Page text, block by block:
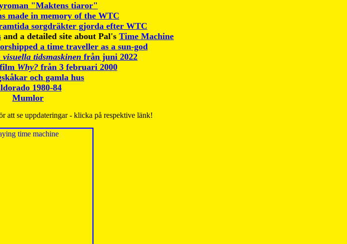
"Maktens tiaror"
made in memory of the WTC
sorgdräkter gjorda efter WTC
and a detailed site about Pal's Time Machine
a time traveller as a sun-god
visuella tidsmaskinen från juni 2022
Why?från 3 februari 2000
och gamla hus
1980-84
Mumlor
att se uppdateringar - klicka på respektive länk!